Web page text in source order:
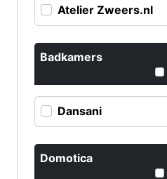
Atelier Zweers.nl
Badkamers
Dansani
Domotica